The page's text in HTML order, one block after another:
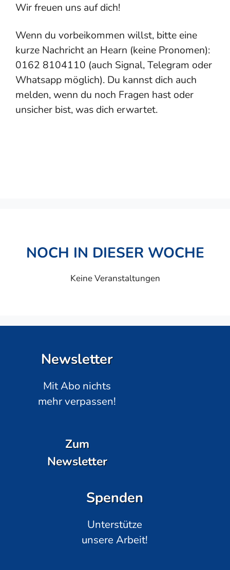
Wir freuen uns auf dich!
Wenn du vorbeikommen willst, bitte eine
kurze Nachricht an Hearn (keine Pronomen):
0162 8104110 (auch Signal, Telegram oder
Whatsapp möglich). Du kannst dich auch
melden, wenn du noch Fragen hast oder
unsicher bist, was dich erwartet.
NOCH IN DIESER WOCHE
Keine Veranstaltungen
Newsletter
Mit Abo nichts
mehr verpassen!
Zum
Newsletter
Spenden
Unterstütze
unsere Arbeit!